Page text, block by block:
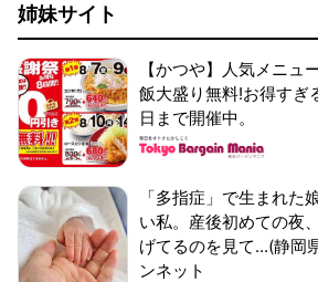
姉妹サイト
【かつや】人気メニュ
飯大盛り無料!お得すぎ
日まで開催中。
「多指症」で生まれた
い私。産後初めての夜
げてるのを見て...(静岡
ンネット